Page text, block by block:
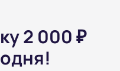
2 000 ₽